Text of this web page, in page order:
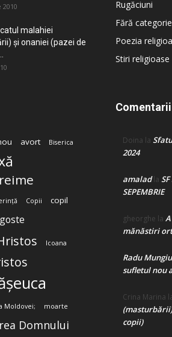
malahiei
şi onaniei (pazei de
avort Biserica
Copii
copil
Icoana
Moldovei; moarte
Domnului
Rugăciuni
Fără categorie
Poezia
Stiri religioase
Doina la
2024
amaladla
SEPEMBRIE
gheorghe la
mănăstiri
Radu Mungiu
sufletul nou
Crina Marina
copii)